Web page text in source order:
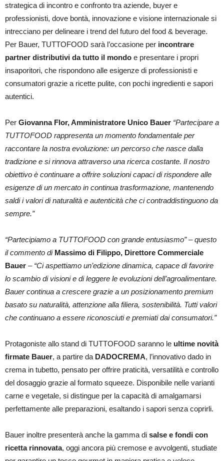
strategica di incontro e confronto tra aziende, buyer e
professionisti, dove bontà, innovazione e visione internazionale si
intrecciano per delineare i trend del futuro del food & beverage.
Per Bauer, TUTTOFOOD sarà l’occasione per incontrare
partner distributivi da tutto il mondo e presentare i propri
insaporitori, che rispondono alle esigenze di professionisti e
consumatori grazie a ricette pulite, con pochi ingredienti e sapori
autentici.
Per Giovanna Flor, Amministratore Unico Bauer “Partecipare a
TUTTOFOOD rappresenta un momento fondamentale per
raccontare la nostra evoluzione: un percorso che nasce dalla
tradizione e si rinnova attraverso una ricerca costante. Il nostro
obiettivo è continuare a offrire soluzioni capaci di rispondere alle
esigenze di un mercato in continua trasformazione, mantenendo
saldi i valori di naturalità e autenticità che ci contraddistinguono da
sempre.”
“Partecipiamo a TUTTOFOOD con grande entusiasmo” – questo
il commento di Massimo di Filippo, Direttore Commerciale
Bauer – “Ci aspettiamo un’edizione dinamica, capace di favorire
lo scambio di visioni e di leggere le evoluzioni dell’agroalimentare.
Bauer continua a crescere grazie a un posizionamento premium
basato su naturalità, attenzione alla filiera, sostenibilità. Tutti valori
che continuano a essere riconosciuti e premiati dai consumatori.”
Protagoniste allo stand di TUTTOFOOD saranno le ultime novità
firmate Bauer, a partire da DADOCREMA, l’innovativo dado in
crema in tubetto, pensato per offrire praticità, versatilità e controllo
del dosaggio grazie al formato squeeze. Disponibile nelle varianti
carne e vegetale, si distingue per la capacità di amalgamarsi
perfettamente alle preparazioni, esaltando i sapori senza coprirli.
Bauer inoltre presenterà anche la gamma di salse e fondi con
ricetta rinnovata, oggi ancora più cremose e avvolgenti, studiate